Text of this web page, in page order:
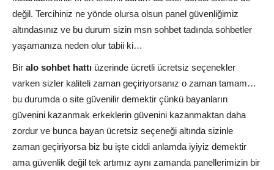
değil. Tercihiniz ne yönde olursa olsun panel güvenliğimiz
altındasınız ve bu durum sizin msn sohbet tadında sohbetler
yaşamanıza neden olur tabii ki…
Bir alo sohbet hattı üzerinde ücretli ücretsiz seçenekler
varken sizler kaliteli zaman geçiriyorsanız o zaman tamam…
bu durumda o site güvenilir demektir çünkü bayanların
güvenini kazanmak erkeklerin güvenini kazanmaktan daha
zordur ve bunca bayan ücretsiz seçeneği altında sizinle
zaman geçiriyorsa biz bu işte ciddi anlamda iyiyiz demektir
ama güvenlik değil tek artımız aynı zamanda panellerimizin bir